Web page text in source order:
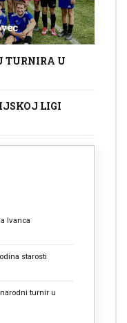
TURNIRA U
LIGI
Ivanca
starosti
turnir u